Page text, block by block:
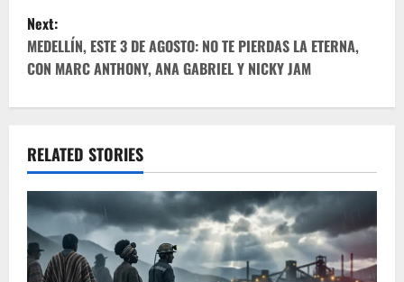
s
t
n
v
i
g
Next:
MEDELLÍN, ESTE 3 DE AGOSTO: NO TE PIERDAS LA ETERNA,
CON MARC ANTHONY, ANA GABRIEL Y NICKY JAM
RELATED STORIES